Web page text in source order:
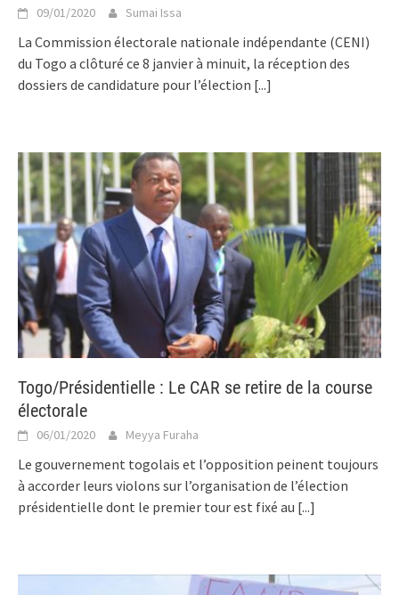
09/01/2020 Sumai Issa
La Commission électorale nationale indépendante (CENI)
du Togo a clôturé ce 8 janvier à minuit, la réception des
dossiers de candidature pour l’élection [...]
Togo/Présidentielle : Le CAR se retire de la course
électorale
06/01/2020 Meyya Furaha
Le gouvernement togolais et l’opposition peinent toujours
à accorder leurs violons sur l’organisation de l’élection
présidentielle dont le premier tour est fixé au [...]